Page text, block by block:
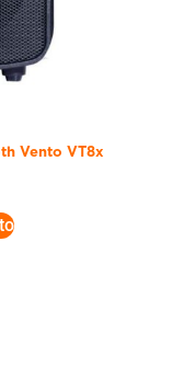
Vento VT8x